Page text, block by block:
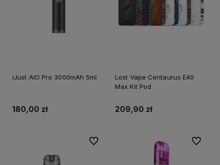
iJust AIO Pro 3000mAh 5ml
180,00 zł
Lost Vape Centaurus E40
Max Kit Pod
209,90 zł
Do ulubionych Do